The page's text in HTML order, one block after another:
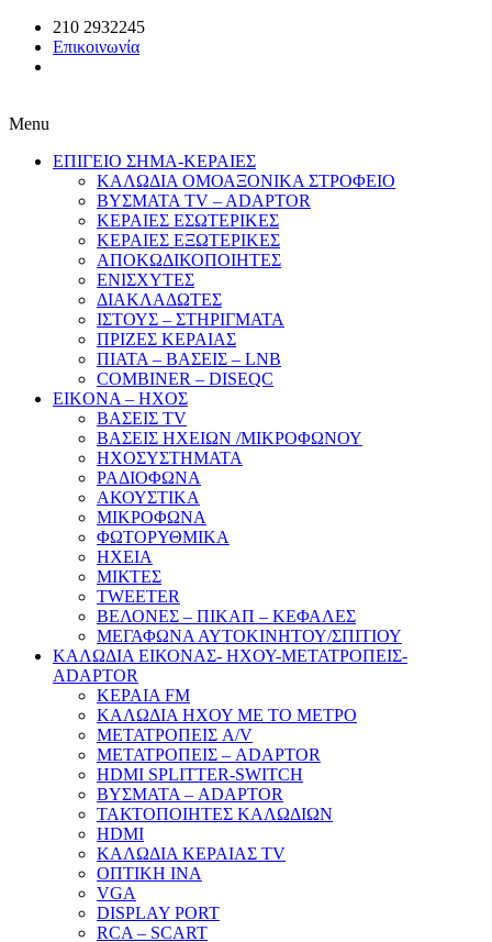
210 2932245
Επικοινωνία
Menu
ΕΠΙΓΕΙΟ ΣΗΜΑ-ΚΕΡΑΙΕΣ
ΚΑΛΩΔΙΑ ΟΜΟΑΞΟΝΙΚΑ ΣΤΡΟΦΕΙΟ
ΒΥΣΜΑΤΑ TV – ADAPTOR
ΚΕΡΑΙΕΣ ΕΣΩΤΕΡΙΚΕΣ
ΚΕΡΑΙΕΣ ΕΞΩΤΕΡΙΚΕΣ
ΑΠΟΚΩΔΙΚΟΠΟΙΗΤΕΣ
ΕΝΙΣΧΥΤΕΣ
ΔΙΑΚΛΑΔΩΤΕΣ
ΙΣΤΟΥΣ – ΣΤΗΡΙΓΜΑΤΑ
ΠΡΙΖΕΣ ΚΕΡΑΙΑΣ
ΠΙΑΤΑ – ΒΑΣΕΙΣ – LNB
COMBINER – DISEQC
EIKONA – ΗΧΟΣ
ΒΑΣΕΙΣ TV
ΒΑΣΕΙΣ ΗΧΕΙΩΝ /ΜΙΚΡΟΦΩΝΟΥ
ΗΧΟΣΥΣΤΗΜΑΤΑ
ΡΑΔΙΟΦΩΝΑ
ΑΚΟΥΣΤΙΚΑ
ΜΙΚΡΟΦΩΝΑ
ΦΩΤΟΡΥΘΜΙΚΑ
ΗΧΕΙΑ
ΜΙΚΤΕΣ
TWEETER
ΒΕΛΟΝΕΣ – ΠΙΚΑΠ – ΚΕΦΑΛΕΣ
ΜΕΓΑΦΩΝΑ ΑΥΤΟΚΙΝΗΤΟΥ/ΣΠΙΤΙΟΥ
ΚΑΛΩΔΙΑ ΕΙΚΟΝΑΣ- ΗΧΟΥ-ΜΕΤΑΤΡΟΠΕΙΣ-
ADAPTOR
ΚΕΡΑΙΑ FM
ΚΑΛΩΔΙΑ ΗΧΟΥ ΜΕ ΤΟ ΜΕΤΡΟ
ΜΕΤΑΤΡΟΠΕΙΣ A/V
ΜΕΤΑΤΡΟΠΕΙΣ – ADAPTOR
HDMI SPLITTER-SWITCH
ΒΥΣΜΑΤΑ – ADAPTOR
ΤΑΚΤΟΠΟΙΗΤΕΣ ΚΑΛΩΔΙΩΝ
HDMI
ΚΑΛΩΔΙΑ ΚΕΡΑΙΑΣ TV
ΟΠΤΙΚΗ ΙΝΑ
VGA
DISPLAY PORT
RCA – SCART